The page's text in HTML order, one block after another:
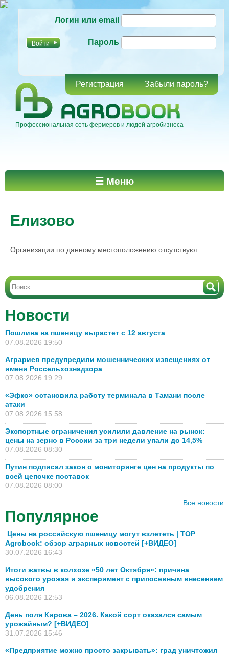
основному
Логин или email
Пароль
Регистрация Забыли пароль?
Профессиональная сеть фермеров и людей агробизнеса
Главное меню ☰ Меню
Елизово
Организации по данному местоположению отсутствуют.
Новости
Пошлина на пшеницу вырастет с 12 августа
07.08.2026 19:50
Аграриев предупредили мошеннических извещениях от
имени Россельхознадзора
07.08.2026 19:29
«Эфко» остановила работу терминала в Тамани после
атаки
07.08.2026 15:58
Экспортные ограничения усилили давление на рынок:
цены на зерно в России за три недели упали до 14,5%
07.08.2026 08:30
Путин подписал закон о мониторинге цен на продукты по
всей цепочке поставок
07.08.2026 08:00
Все новости
Популярное
Цены на российскую пшеницу могут взлететь | TOP
Agrobook: обзор аграрных новостей [+ВИДЕО]
30.07.2026 16:43
Итоги жатвы в колхозе «50 лет Октября»: причина
высокого урожая и эксперимент с припосевным внесением
удобрения
06.08.2026 12:53
День поля Кирова – 2026. Какой сорт оказался самым
урожайным? [+ВИДЕО]
31.07.2026 15:46
«Предприятие можно просто закрывать»: град уничтожил